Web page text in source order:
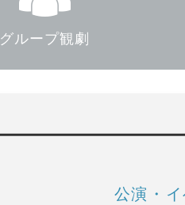
グループ観劇
公演・